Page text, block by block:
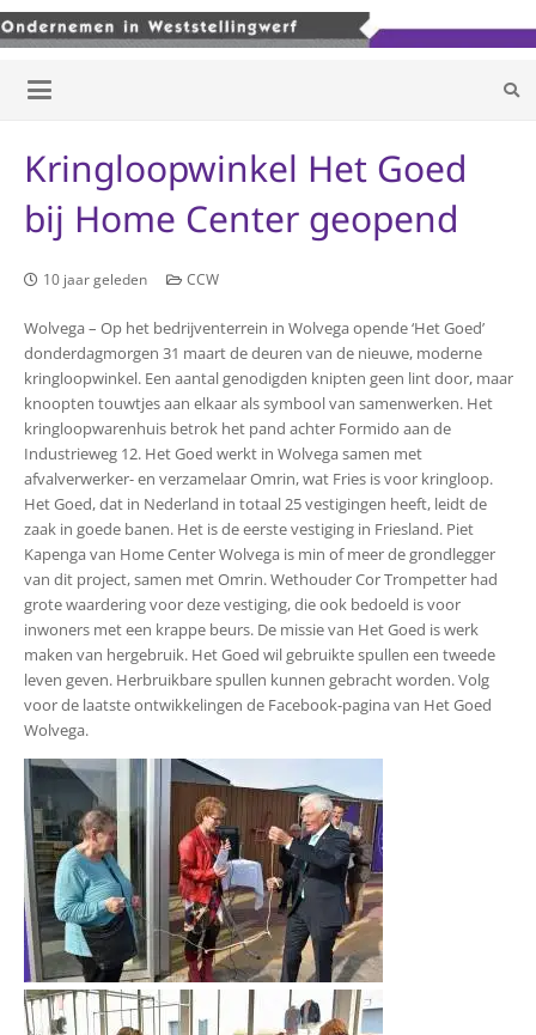
Kringloopwinkel Het Goed
bij Home Center geopend
10 jaar geleden CCW
Wolvega – Op het bedrijventerrein in Wolvega opende ‘Het Goed’
donderdagmorgen 31 maart de deuren van de nieuwe, moderne
kringloopwinkel. Een aantal genodigden knipten geen lint door, maar
knoopten touwtjes aan elkaar als symbool van samenwerken. Het
kringloopwarenhuis betrok het pand achter Formido aan de
Industrieweg 12. Het Goed werkt in Wolvega samen met
afvalverwerker- en verzamelaar Omrin, wat Fries is voor kringloop.
Het Goed, dat in Nederland in totaal 25 vestigingen heeft, leidt de
zaak in goede banen. Het is de eerste vestiging in Friesland. Piet
Kapenga van Home Center Wolvega is min of meer de grondlegger
van dit project, samen met Omrin. Wethouder Cor Trompetter had
grote waardering voor deze vestiging, die ook bedoeld is voor
inwoners met een krappe beurs. De missie van Het Goed is werk
maken van hergebruik. Het Goed wil gebruikte spullen een tweede
leven geven. Herbruikbare spullen kunnen gebracht worden. Volg
voor de laatste ontwikkelingen de Facebook-pagina van Het Goed
Wolvega.